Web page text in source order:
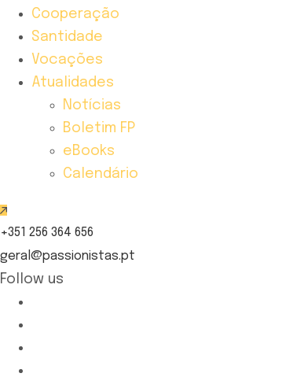
Cooperação
Santidade
Vocações
Atualidades
Notícias
Boletim FP
eBooks
Calendário
+351 256 364 656
geral@passionistas.pt
Follow us